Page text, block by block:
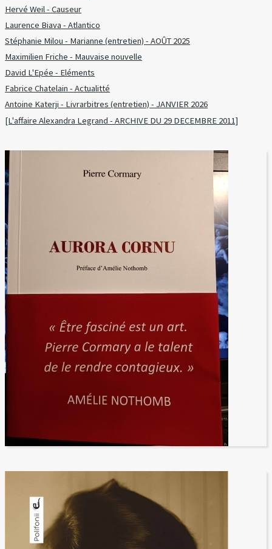
Hervé Weil - Causeur
Laurence Biava - Atlantico
Stéphanie Milou - Marianne (entretien) - AOÛT 2025
Maximilien Friche - Mauvaise nouvelle
David L'Epée - Eléments
Fabrice Chatelain - Actualitté
Antoine Katerji - Livrarbitres (entretien) - JANVIER 2026
[L'affaire Alexandra Legrand - ARCHIVE DU 29 DECEMBRE 2011]